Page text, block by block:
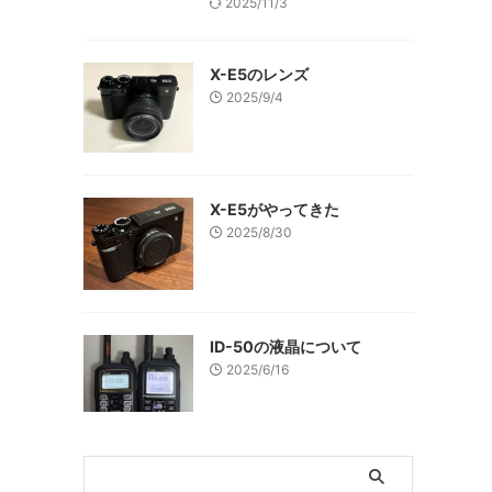
X-E5のレンズ
2025/9/4
X-E5がやってきた
2025/8/30
ID-50の液晶について
2025/6/16